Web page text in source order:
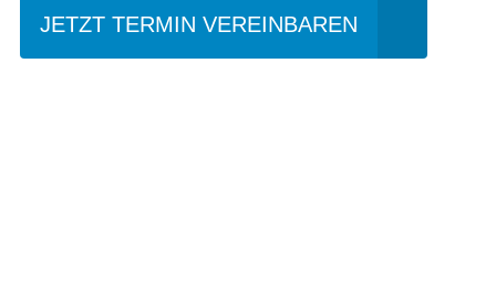
JETZT TERMIN VEREINBAREN